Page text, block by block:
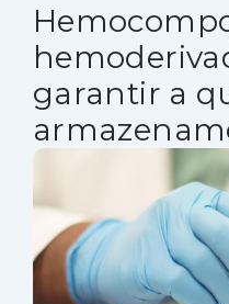
garantir a